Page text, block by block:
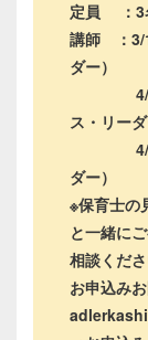
定員 ：3
講師 ：3/
ダー）
4/13
ス・リーダ
4/27
ダー）
※保育士の
と一緒に
相談くだ
お申込み